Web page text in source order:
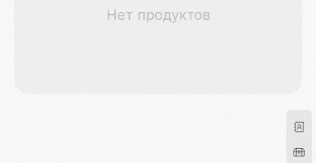
Нет продуктов